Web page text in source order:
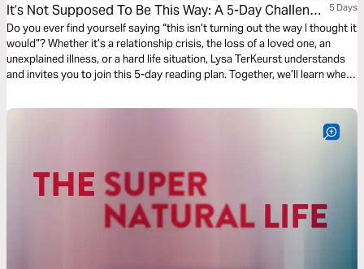
It’s Not Supposed To Be This Way: A 5-Day Challenge
By Lysa TerKeurst
5 Days
Do you ever find yourself saying “this isn’t turning out the way I thought it
would”? Whether it’s a relationship crisis, the loss of a loved one, an
unexplained illness, or a hard life situation, Lysa TerKeurst understands
and invites you to join this 5-day reading plan. Together, we’ll learn where
to face heartbreak in a biblical way.